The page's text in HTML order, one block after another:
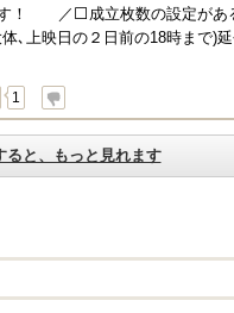
す！ ／⬜成立枚数の設定があ
､上映日の２日前の18時まで)
1
ると、もっと見れます